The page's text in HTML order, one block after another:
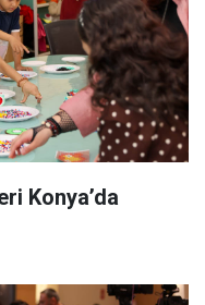
Konya’da